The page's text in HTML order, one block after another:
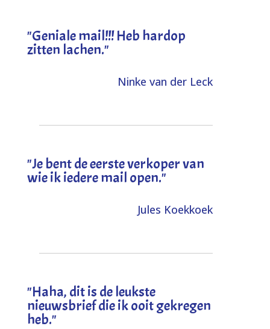
"Geniale mail!!! Heb hardop
zitten lachen."
Ninke van der Leck
"Je bent de eerste verkoper van
wie ik iedere mail open."
Jules Koekkoek
"Haha, dit is de leukste
nieuwsbrief die ik ooit gekregen
heb."